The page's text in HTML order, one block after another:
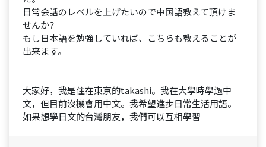
日常会話のレベルを上げたいので中国語教えて頂けま
せんか？
もし日本語を勉強していれば、こちらも教えることが
出来ます。
大家好，我是住在東京的takashi。我在大學時學過中
文，但目前沒機會用中文。我希望進步日常生活用語。
如果想學日文的台灣朋友，我們可以互相學習